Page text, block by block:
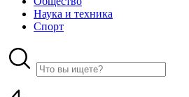
Наука и техника
Спорт